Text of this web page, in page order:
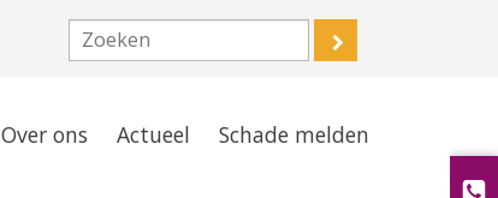
Over ons Actueel Schade melden